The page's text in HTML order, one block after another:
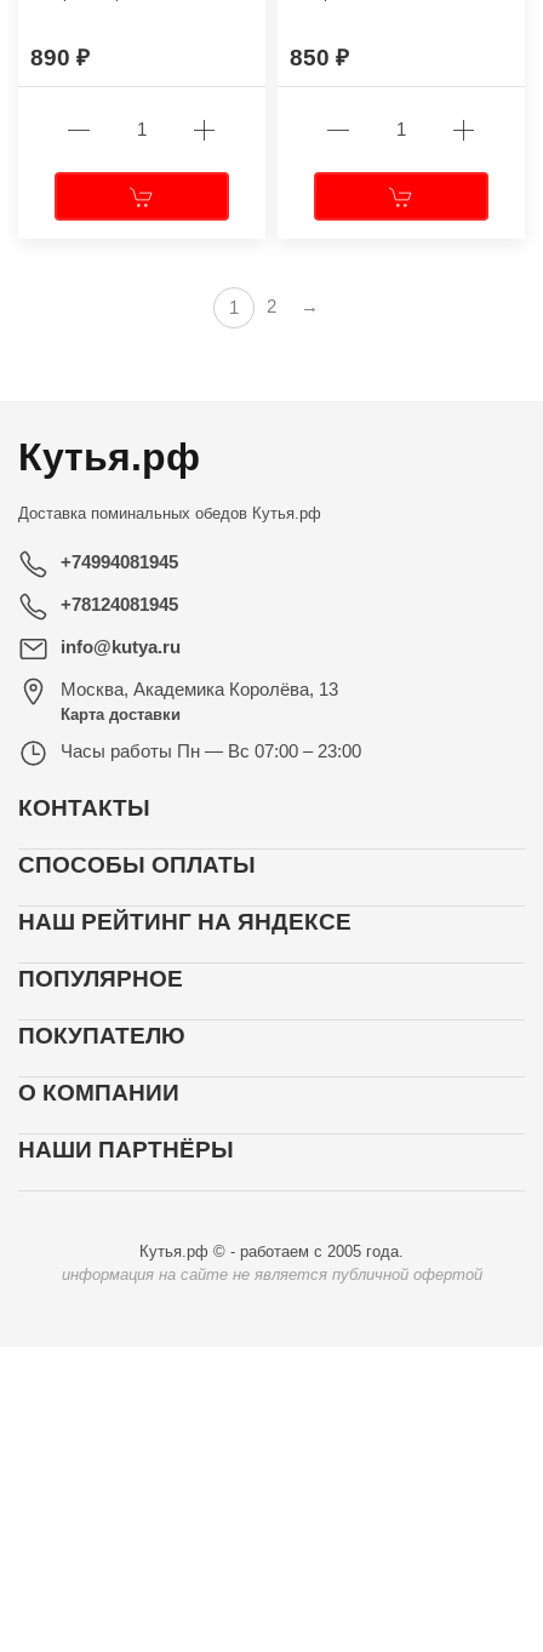
890 850
1 2 →
Кутья.рф
Доставка поминальных обедов Кутья.рф
+74994081945
+78124081945
info@kutya.ru
Москва, Академика Королёва, 13
Карта доставки
Часы работы Пн — Вс 07:00 – 23:00
КОНТАКТЫ
СПОСОБЫ ОПЛАТЫ
НАШ РЕЙТИНГ НА ЯНДЕКСЕ
ПОПУЛЯРНОЕ
ПОКУПАТЕЛЮ
О КОМПАНИИ
НАШИ ПАРТНЁРЫ
Кутья.рф © - работаем с 2005 года.
информация на сайте не является публичной офертой